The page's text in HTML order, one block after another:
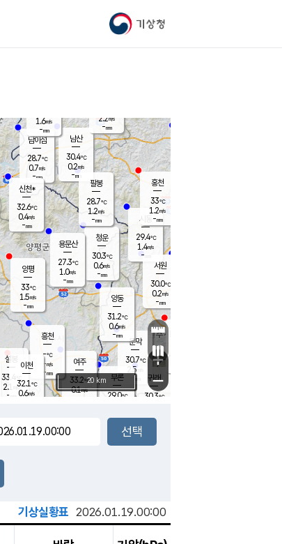
기상청
문막
30.7℃
2.5m/s
mm
남이섬
28.7℃
0.7m/s
-mm
부론
29.0℃
남산
30.4℃
0.2m/s
-mm
청운
30.3℃
0.6m/s
-mm
팔봉
28.7℃
1.2m/s
-mm
여주
33.2℃
0.1m/s
양동
31.2℃
0.6m/s
-mm
장호원
1.6m/s
-mm
신천*
32.6℃
0.4m/s
-mm
흥천
-℃
-m/s
-mm
설봉
33.4℃
2.1 m/s
- mm
시동
29.4℃
1.4m/s
- mm
귀래
30.3℃
서원
30.0℃
0.2m/s
-mm
용문산
27.3℃
1.0m/s
-mm
홍천
33℃
1.2m/s
-mm
이천
32.1℃
0.6m/s
양평
33℃
1.5m/s
-mm
2.2m/s
-mm
+
−
20 km
기상실황표 2026.01.19.00:00